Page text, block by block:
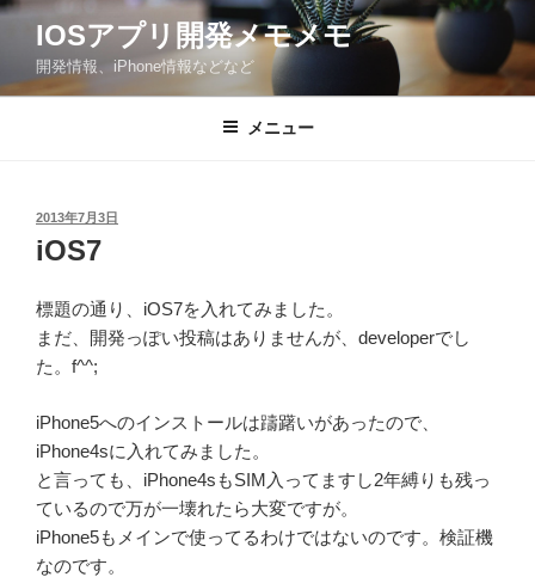
コ
ン
IOSアプリ開発メモメモ
開発情報、iPhone情報などなど
メニュー
投
稿
日:
2013年7月3日
iOS7
標題の通り、iOS7を入れてみました。
まだ、開発っぽい投稿はありませんが、developerでし
た。f^^;
iPhone5へのインストールは躊躇いがあったので、
iPhone4sに入れてみました。
と言っても、iPhone4sもSIM入ってますし2年縛りも残っ
ているので万が一壊れたら大変ですが。
iPhone5もメインで使ってるわけではないのです。検証機
なのです。